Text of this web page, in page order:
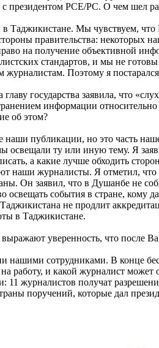
РСЕ/РС. О чем шел
Таджикистане. Мы чувствуем,
правительства: некоторых
на получение объективной
стандартов, и мы не
Поэтому я
государства заявила, что
информации
об этом?
публикации, но это часть
освещали ту или иную тему. Я
а какие лучше обходить
наши журналисты. Я отметил,
Он заявил, что в Душанбе не
события в стране, кому
не продлит
в Таджикистане.
уверенность, что
нашими сотрудниками. В конце
работу, и какой журналист
11 журналистов получат
поручений, которые дал